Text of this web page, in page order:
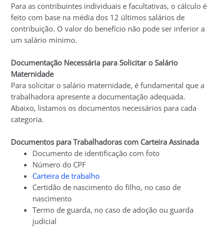
Para as contribuintes individuais e facultativas, o cálculo é
feito com base na média dos 12 últimos salários de
contribuição. O valor do benefício não pode ser inferior a
um salário mínimo.
Documentação Necessária para Solicitar o Salário
Maternidade
Para solicitar o salário maternidade, é fundamental que a
trabalhadora apresente a documentação adequada.
Abaixo, listamos os documentos necessários para cada
categoria.
Documentos para Trabalhadoras com Carteira Assinada
Documento de identificação com foto
Número do CPF
Carteira de trabalho
Certidão de nascimento do filho, no caso de
nascimento
Termo de guarda, no caso de adoção ou guarda
judicial